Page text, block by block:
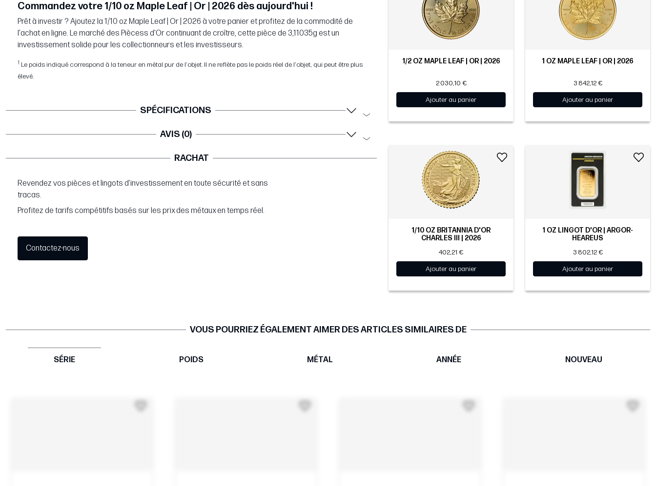
Commandez votre 1/10 oz Maple Leaf | Or | 2026 dès aujourd'hui !
Prêt à investir ? Ajoutez la 1/10 oz Maple Leaf | Or | 2026 à votre panier et profitez de la commodité de
l'achat en ligne. Le marché des Piècess d'Or continuant de croître, cette pièce de 3,11035g est un
investissement solide pour les collectionneurs et les investisseurs.
1 Le poids indiqué correspond à la teneur en métal pur de l'objet. Il ne reflète pas le poids réel de l'objet, qui peut être plus
élevé.
SPÉCIFICATIONS
AVIS (0)
RACHAT
Revendez vos pièces et lingots d’investissement en toute sécurité et sans
tracas.
Profitez de tarifs compétitifs basés sur les prix des métaux en temps réel.
Contactez-nous
1/2 OZ MAPLE LEAF | OR | 2026
2 030,10 €
Ajouter au panier
1 OZ MAPLE LEAF | OR | 2026
3 842,12 €
Ajouter au panier
1/10 OZ BRITANNIA D'OR
CHARLES III | 2026
402,21 €
Ajouter au panier
1 OZ LINGOT D'OR | ARGOR-
HEAREUS
3 802,12 €
Ajouter au panier
VOUS POURRIEZ ÉGALEMENT AIMER DES ARTICLES SIMILAIRES DE
SÉRIE POIDS MÉTAL ANNÉE NOUVEAU